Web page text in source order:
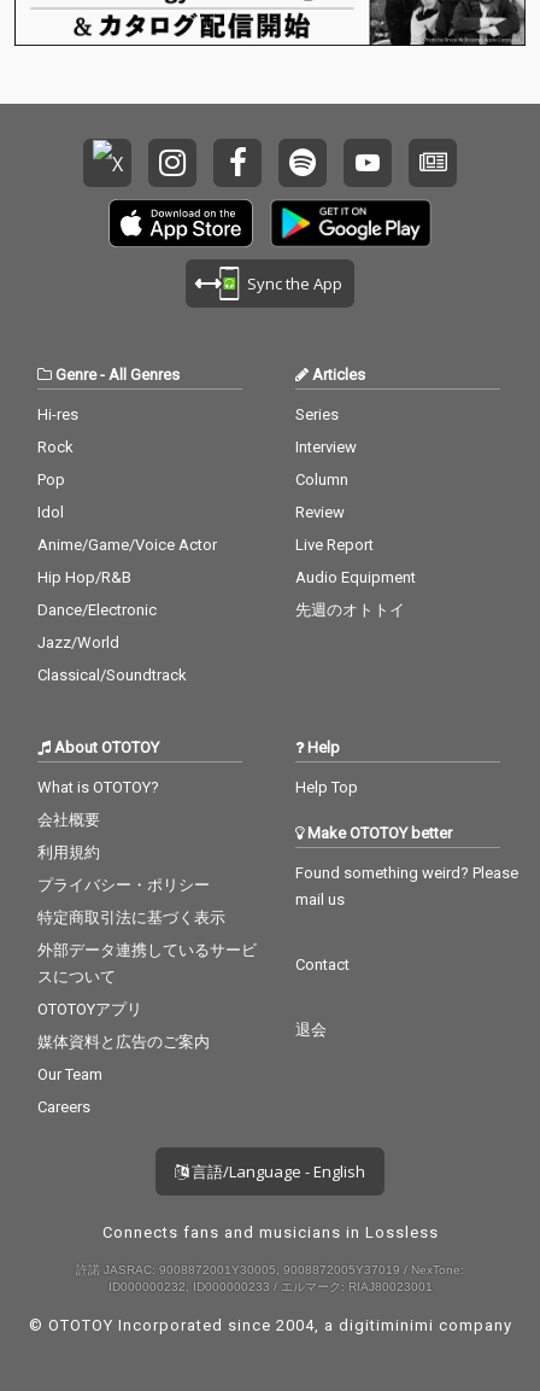
Sync the App
Genre- All Genres
Hi-res
Rock
Pop
Idol
Anime/Game/Voice Actor
Hip Hop/R&B
Dance/Electronic
Jazz/World
Classical/Soundtrack
Articles
Series
Interview
Column
Review
Live Report
Audio Equipment
先週のオトトイ
About OTOTOY
What is OTOTOY?
会社概要
利用規約
プライバシー・ポリシー
特定商取引法に基づく表示
外部データ連携しているサービ
スについて
OTOTOYアプリ
媒体資料と広告のご案内
Our Team
Careers
Help
Help Top
Make OTOTOY better
Found something weird? Please
mail us
Contact
退会
言語/Language - English
Connects fans and musicians in Lossless
許諾 JASRAC: 9008872001Y30005, 9008872005Y37019 / NexTone:
ID000000232, ID000000233 / エルマーク: RIAJ80023001
© OTOTOY Incorporated since 2004, a digitiminimi company